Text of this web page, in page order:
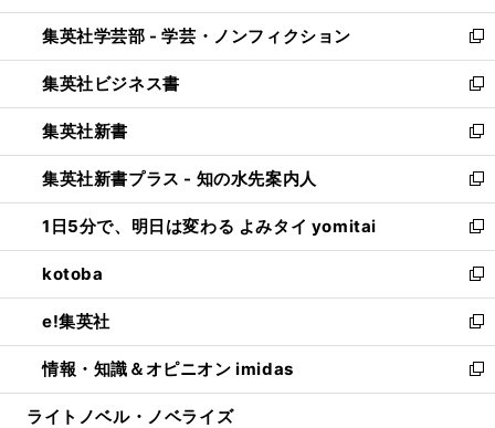
開
く
ウ
で
開
く
ン
ド
ウ
で
開
く
ウ
ィ
ン
ド
ウ
で
開
く
集英社学芸部 - 学芸・ノンフィクション
新
し
い
ウ
ィ
ン
ド
ウ
で
開
く
集英社ビジネス書
新
し
い
ウ
ィ
ン
ド
ウ
で
開
く
集英社新書
新
し
い
ウ
ィ
ン
ド
ウ
で
開
く
集英社新書プラス - 知の水先案内人
新
し
い
ウ
ィ
ン
ド
ウ
で
開
1日5分で、明日は変わる よみタイ yomitai
新
し
い
ウ
ィ
ン
ド
ウ
kotoba
新
し
い
ウ
ィ
ン
e!集英社
新
し
い
ウ
情報・知識＆オピニオン imidas
新
し
ライトノベル・ノベライズ